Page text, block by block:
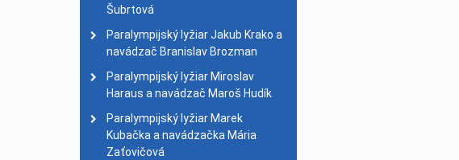
Šubrtová
Paralympijský lyžiar Jakub Krako a
navádzač Branislav Brozman
Paralympijský lyžiar Miroslav
Haraus a navádzač Maroš Hudík
Paralympijský lyžiar Marek
Kubačka a navádzačka Mária
Zaťovičová